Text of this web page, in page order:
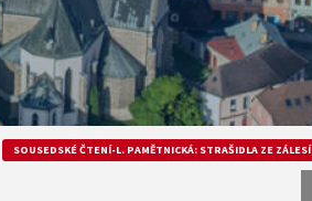
SOUSEDSKÉ ČTENÍ-L. PAMĚTNICKÁ: STRAŠIDLA ZE ZÁLESÍ